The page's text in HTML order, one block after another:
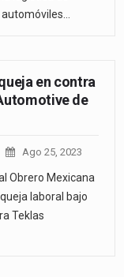
en contra
de
Ago 25, 2023
Obrero Mexicana
laboral bajo
Teklas